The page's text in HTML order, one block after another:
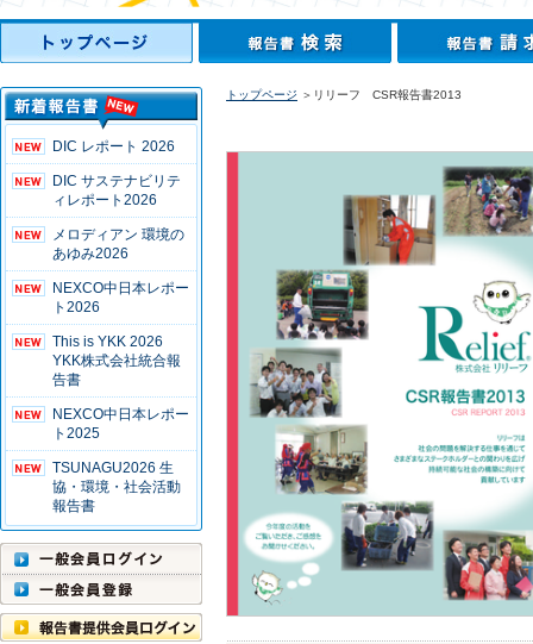
DIC レポート 2026
DIC サステナビリテ
ィレポート2026
メロディアン 環境の
あゆみ2026
NEXCO中日本レポー
ト2026
This is YKK 2026
YKK株式会社統合報
告書
NEXCO中日本レポー
ト2025
TSUNAGU2026 生
協・環境・社会活動
報告書
トップページ ＞リリーフ CSR報告書2013